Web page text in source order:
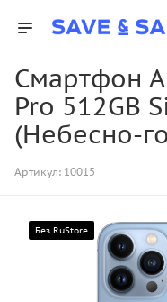
Смартфон
Pro 512GB
(Небесно-
Артикул: 10015
Без RuStore